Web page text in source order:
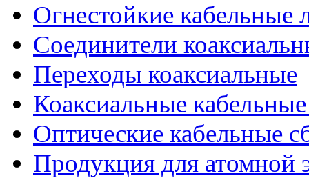
Огнестойкие кабельные
Соединители
Переходы коаксиальные
Коаксиальные
Оптические кабельные
Продукция для атомной